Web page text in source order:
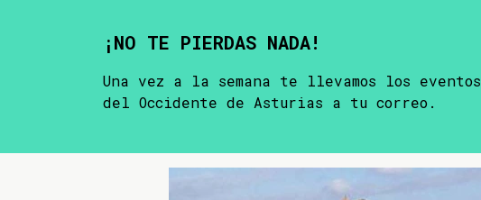
¡NO TE PIERDAS NADA!
Una vez a la semana te llevamos los eventos
del Occidente de Asturias a tu correo.